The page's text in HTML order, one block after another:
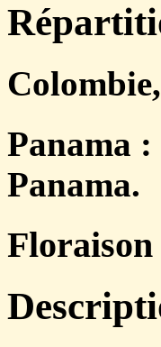
Panama
Panama.
Floraison